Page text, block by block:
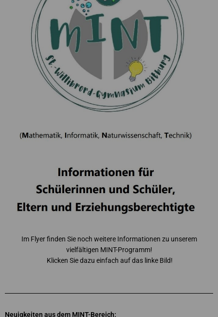
Im Flyer finden Sie noch weitere Informationen zu unserem
vielfältigen MINT-Programm!
Klicken Sie dazu einfach auf das linke Bild!
Neuigkeiten aus dem MINT-Bereich: